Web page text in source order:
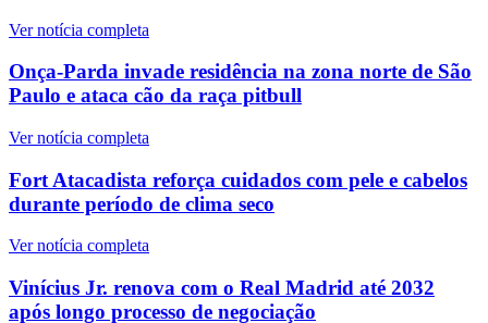
Ver notícia completa
Onça-Parda invade residência na zona norte de São
Paulo e ataca cão da raça pitbull
Ver notícia completa
Fort Atacadista reforça cuidados com pele e cabelos
durante período de clima seco
Ver notícia completa
Vinícius Jr. renova com o Real Madrid até 2032
após longo processo de negociação